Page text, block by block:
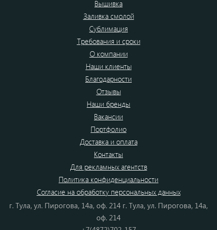
Вышивка
Заливка смолой
Сублимация
Требования и сроки
О компании
Наши клиенты
Благодарности
Отзывы
Наши бренды
Вакансии
Портфолио
Доставка и оплата
Контакты
Для рекламных агентств
Политика конфиденциальности
Согласие на обработку персональных данных
г. Тула, ул. Пирогова, 14а, оф. 214 г. Тула, ул. Пирогова, 14а,
оф. 214